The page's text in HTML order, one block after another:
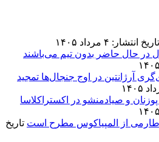
تاریخ انتشار: ۴ مرداد ۱۴۰۵
در حال حاضر بدون تیم می‌باشند
آرژانتین در اوج جنجال‌ها تمجید
و صیادمنشو در اکستراکلاسا
طارمی از المپیاکوس مطرح است تاریخ